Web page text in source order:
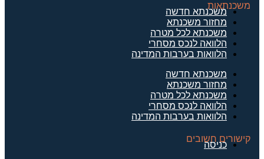
משכנתאות
משכנתא חדשה
מחזור משכנתא
משכנתא לכל מטרה
הלוואה לנכס מסחרי
הלוואות בערבות המדינה
משכנתא חדשה
מחזור משכנתא
משכנתא לכל מטרה
הלוואה לנכס מסחרי
הלוואות בערבות המדינה
קישורים חשובים
כניסה